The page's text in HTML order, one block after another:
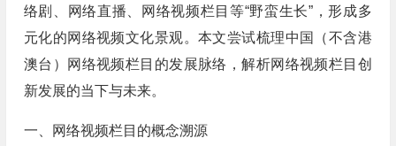
络剧、网络直播、网络视频栏目等“野蛮生长”，形成多
元化的网络视频文化景观。本文尝试梳理中国（不含港
澳台）网络视频栏目的发展脉络，解析网络视频栏目创
新发展的当下与未来。
一、网络视频栏目的概念溯源